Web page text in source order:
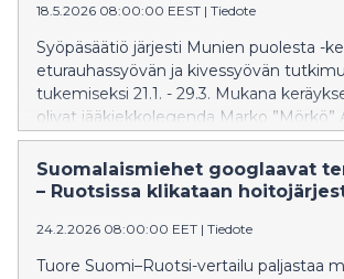
18.5.2026 08:00:00 EEST | Tiedote
Syöpäsäätiö järjesti Munien puolesta -
eturauhassyövän ja kivessyövän
tukemiseksi 21.1. - 29.3. Mukana
olivat jääkiekkolegenda Marko ”Mörkö”
Arttu Wiskari.
Suomalaismiehet googlaavat
– Ruotsissa klikataan
24.2.2026 08:00:00 EET | Tiedote
Tuore Suomi–Ruotsi-vertailu paljastaa